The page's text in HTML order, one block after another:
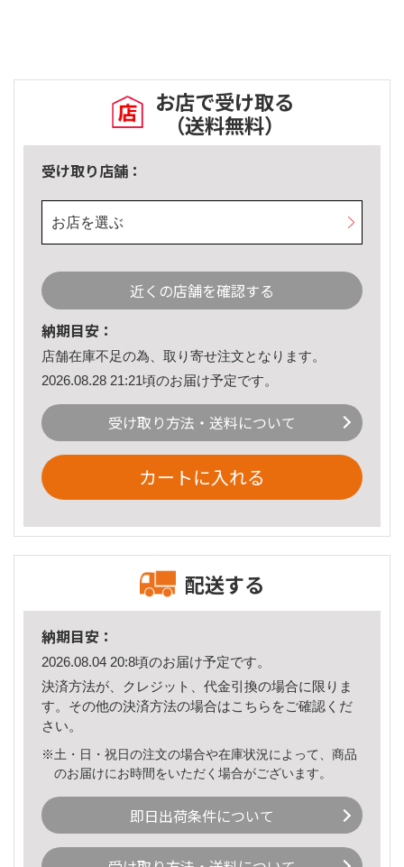
お店で受け取る
（送料無料）
受け取り店舗：
お店を選ぶ
近くの店舗を確認する
納期目安：
店舗在庫不足の為、取り寄せ注文となります。
2026.08.28 21:21頃のお届け予定です。
受け取り方法・送料について
カートに入れる
配送する
納期目安：
2026.08.04 20:8頃のお届け予定です。
決済方法が、クレジット、代金引換の場合に限りま
す。その他の決済方法の場合はこちら をご確認くだ
さい。
※土・日・祝日の注文の場合や在庫状況によって、商品
のお届けにお時間をいただく場合がございます。
即日出荷条件について